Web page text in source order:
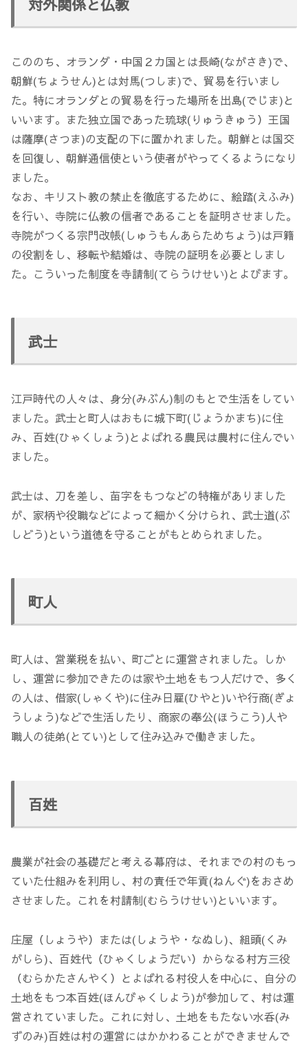
対外関係と仏教
こののち、オランダ・中国２カ国とは長崎(ながさき)で、
朝鮮(ちょうせん)とは対馬(つしま)で、貿易を行いまし
た。特にオランダとの貿易を行った場所を出島(でじま)と
いいます。また独立国であった琉球(りゅうきゅう）王国
は薩摩(さつま)の支配の下に置かれました。朝鮮とは国交
を回復し、朝鮮通信使という使者がやってくるようになり
ました。
なお、キリスト教の禁止を徹底するために、絵踏(えふみ)
を行い、寺院に仏教の信者であることを証明させました。
寺院がつくる宗門改帳(しゅうもんあらためちょう)は戸籍
の役割をし、移転や結婚は、寺院の証明を必要としまし
た。こういった制度を寺請制(てらうけせい)とよびます。
武士
江戸時代の人々は、身分(みぶん)制のもとで生活をしてい
ました。武士と町人はおもに城下町(じょうかまち)に住
み、百姓(ひゃくしょう)とよばれる農民は農村に住んでい
ました。
武士は、刀を差し、苗字をもつなどの特権がありました
が、家柄や役職などによって細かく分けられ、武士道(ぶ
しどう)という道徳を守ることがもとめられました。
町人
町人は、営業税を払い、町ごとに運営されました。しか
し、運営に参加できたのは家や土地をもつ人だけで、多く
の人は、借家(しゃくや)に住み日雇(ひやと)いや行商(ぎょ
うしょう)などで生活したり、商家の奉公(ほうこう)人や
職人の徒弟(とてい)として住み込みで働きました。
百姓
農業が社会の基礎だと考える幕府は、それまでの村のもっ
ていた仕組みを利用し、村の責任で年貢(ねんぐ)をおさめ
させました。これを村請制(むらうけせい)といいます。
庄屋（しょうや）または(しょうや・なぬし)、組頭(くみ
がしら)、百姓代（ひゃくしょうだい）からなる村方三役
（むらかたさんやく）とよばれる村役人を中心に、自分の
土地をもつ本百姓(ほんびゃくしよう)が参加して、村は運
営されていました。これに対し、土地をもたない水呑(み
ずのみ)百姓は村の運営にはかかわることができませんで